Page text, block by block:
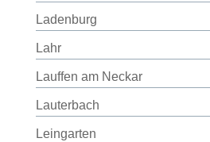
Ladenburg
Lahr
Lauffen am Neckar
Lauterbach
Leingarten